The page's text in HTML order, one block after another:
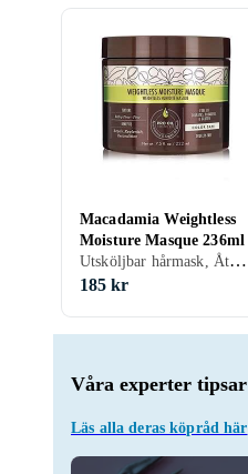
Våra experter tipsar
Läs alla deras köpråd här
Macadamia Weightless
Moisture Masque 236ml
Utsköljbar hårmask, Återfuktande / Mjukgörande
185 kr